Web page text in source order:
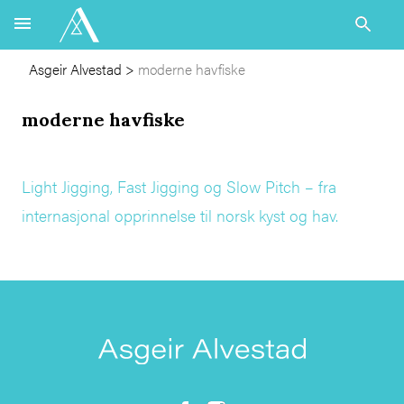
Asgeir Alvestad > moderne havfiske
moderne havfiske
Light Jigging, Fast Jigging og Slow Pitch – fra
internasjonal opprinnelse til norsk kyst og hav.